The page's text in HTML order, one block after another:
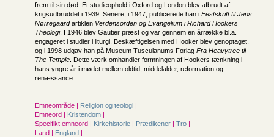
frem til sin død. Et studieophold i Oxford og London blev afbrudt af
krigsudbruddet i 1939. Senere, i 1947, publicerede han i Festskrift til Jens
Nørregaardartiklen Verdensorden og Evangelium i Richard Hookers
Theologi. I 1946 blev Gautier præst og var gennem en årrække bl.a.
engageret i studier i liturgi. Beskæftigelsen med Hooker blev genoptaget,
og i 1998 udgav han på Museum Tusculanums Forlag Fra Heavytree til
The Temple . Dette værk omhandler formningen af Hookers tænkning i
hans yngre år i mødet mellem oldtid, middelalder, reformation og
renæssance.
Emneområde | Religion og teologi |
Emneord | Kristendom |
Specifikt emneord | Kirkehistorie | Prædikener | Tro |
Land | England |